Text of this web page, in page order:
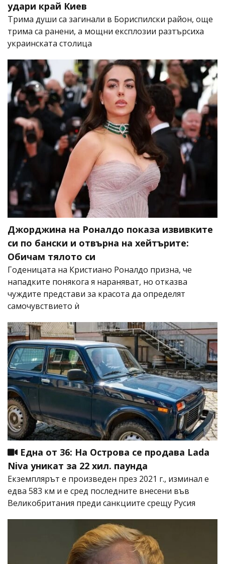
удари край Киев
Трима души са загинали в Бориспилски район, още
трима са ранени, а мощни експлозии разтърсиха
украинската столица
Джорджина на Роналдо показа извивките
си по бански и отвърна на хейтърите:
Обичам тялото си
Годеницата на Кристиано Роналдо призна, че
нападките понякога я нараняват, но отказва
чуждите представи за красота да определят
самочувствието ѝ
Една от 36: На Острова се продава Lada
Niva уникат за 22 хил. паунда
Екземплярът е произведен през 2021 г., изминал е
едва 583 км и е сред последните внесени във
Великобритания преди санкциите срещу Русия